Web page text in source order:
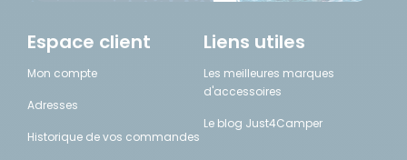
Espace client
Mon compte
Adresses
Historique de vos commandes
Liens utiles
Les meilleures marques
d'accessoires
Le blog Just4Camper